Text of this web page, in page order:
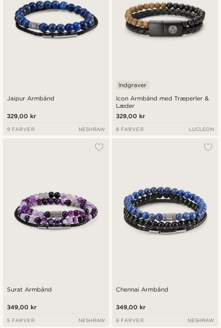
Jaipur Armbånd
329,00 kr
9 FARVER NESHRAW
Icon Armbånd med Træperler &
Læder
Indgraver
329,00 kr
8 FARVER LUCLEON
Surat Armbånd
349,00 kr
5 FARVER NESHRAW
Chennai Armbånd
349,00 kr
6 FARVER NESHRAW